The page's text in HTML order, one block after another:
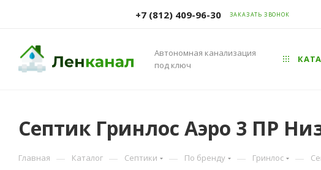
+7 (812) 409-96-30 ЗАКАЗАТЬ ЗВОНОК
Автономная канализация
под ключ
Септик Гринлос Аэро 3 ПР
Главная — Каталог — Септики — По бренду — Гринлос —